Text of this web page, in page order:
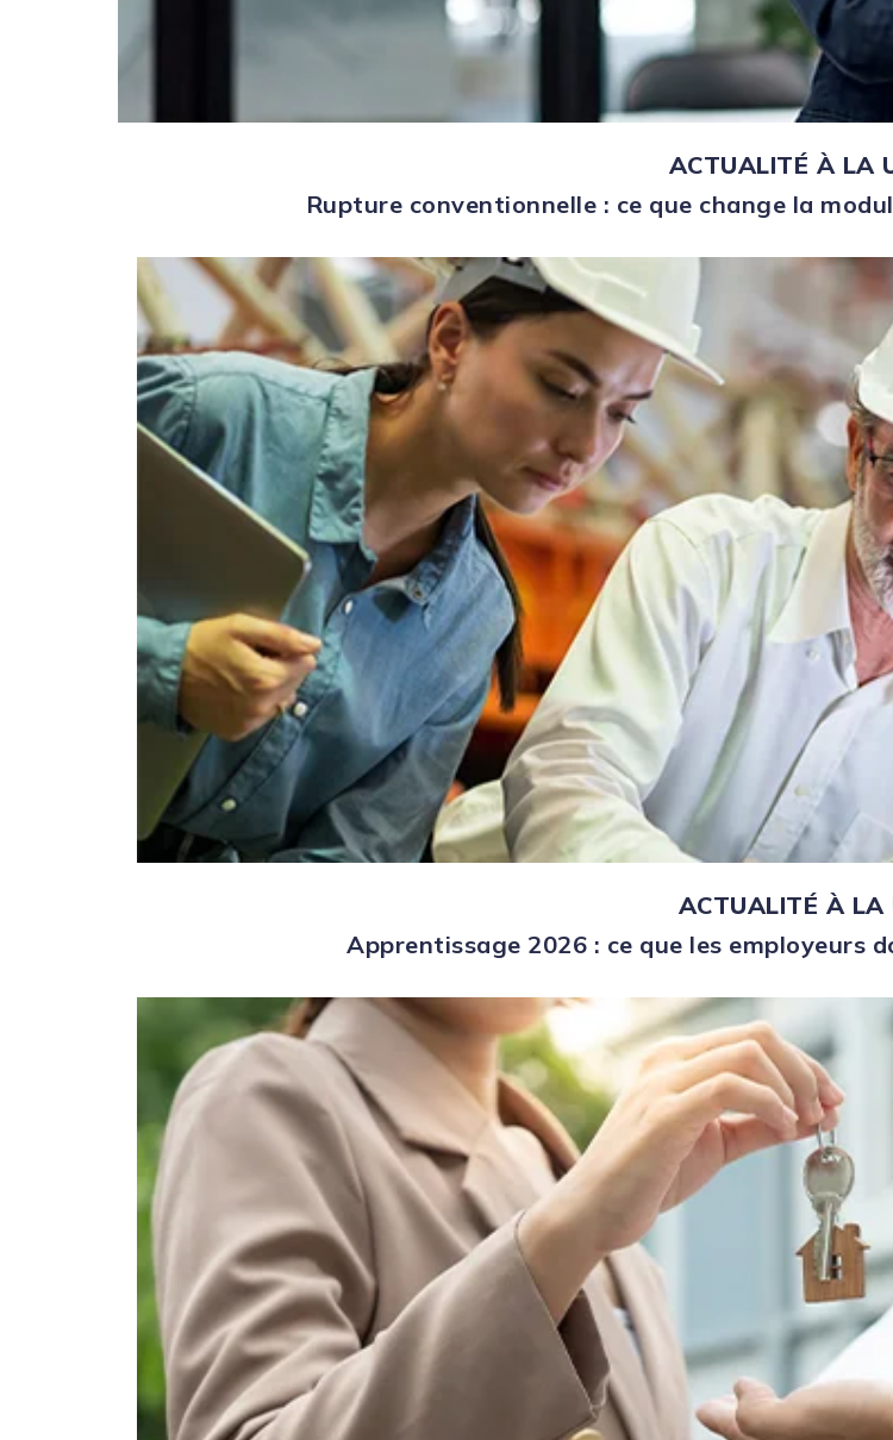
ACTUALITÉ À LA
Rupture conventionnelle : ce que change la
ACTUALITÉ À LA
Apprentissage 2026 : ce que les employeurs